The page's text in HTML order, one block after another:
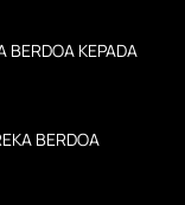
BERDOA KEPADA
BERDOA